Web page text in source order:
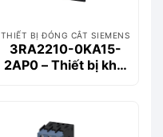
THIẾT BỊ ĐÓNG CẮT SIEMENS
3RA2210-0KA15-
2AP0 – Thiết bị khởi